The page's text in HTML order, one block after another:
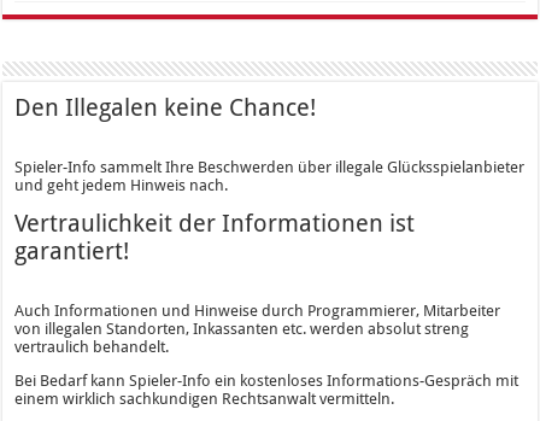
Den Illegalen keine Chance!
Spieler-Info sammelt Ihre Beschwerden über illegale Glücksspielanbieter
und geht jedem Hinweis nach.
Vertraulichkeit der Informationen ist
garantiert!
Auch Informationen und Hinweise durch Programmierer, Mitarbeiter
von illegalen Standorten, Inkassanten etc. werden absolut streng
vertraulich behandelt.
Bei Bedarf kann Spieler-Info ein kostenloses Informations-Gespräch mit
einem wirklich sachkundigen Rechtsanwalt vermitteln.